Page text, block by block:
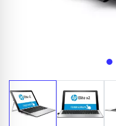
06 37 08 07 06
06 36 88 27 81